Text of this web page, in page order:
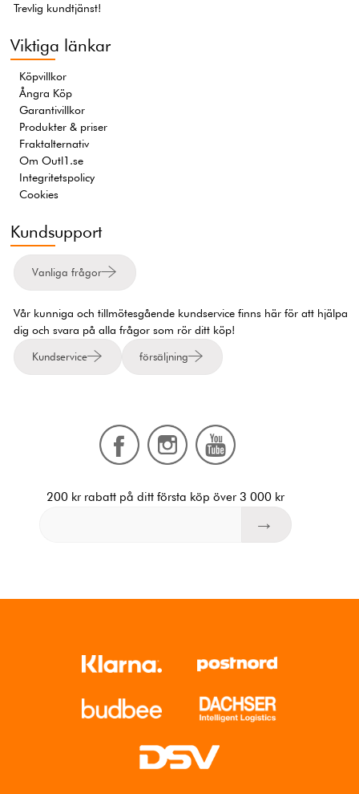
Trevlig kundtjänst!
Viktiga länkar
Köpvillkor
Ångra Köp
Garantivillkor
Produkter & priser
Fraktalternativ
Om Outl1.se
Integritetspolicy
Cookies
Kundsupport
Vanliga frågor
Vår kunniga och tillmötesgående kundservice finns här för att hjälpa
dig och svara på alla frågor som rör ditt köp!
Kundservice försäljning
200 kr rabatt på ditt första köp över 3 000 kr